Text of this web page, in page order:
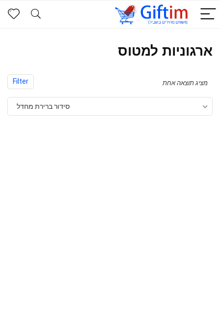
ארגוניות למטוס
Filter מציג תוצאה אחת
סידור ברירת מחדל